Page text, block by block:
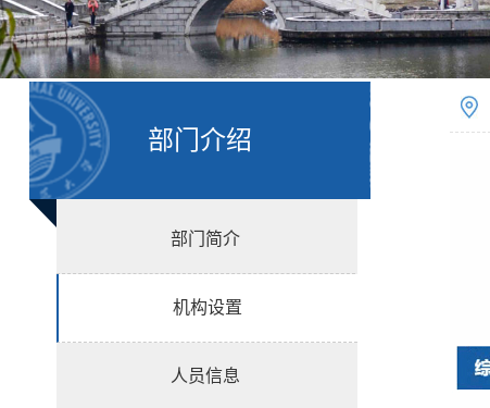
部门介绍
部门简介
机构设置
人员信息